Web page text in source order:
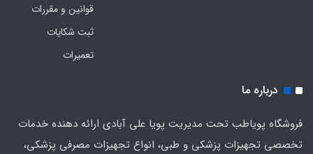
قوانین و مقررات
ثبت شکایات
تعمیرات
درباره ما
فروشگاه پویاطب تحت مدیریت پویا علی آبادی ارائه دهنده خدمات
تخصصی تجهیزات پزشکی و طبی، انواع تجهیزات مصرفی پزشکی،